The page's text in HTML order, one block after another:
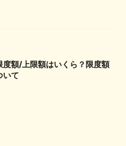
度額/上限額はいくら？限度額
いて